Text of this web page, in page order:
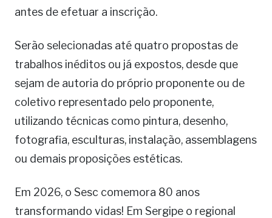
antes de efetuar a inscrição.
Serão selecionadas até quatro propostas de
trabalhos inéditos ou já expostos, desde que
sejam de autoria do próprio proponente ou de
coletivo representado pelo proponente,
utilizando técnicas como pintura, desenho,
fotografia, esculturas, instalação, assemblagens
ou demais proposições estéticas.
Em 2026, o Sesc comemora 80 anos
transformando vidas! Em Sergipe o regional